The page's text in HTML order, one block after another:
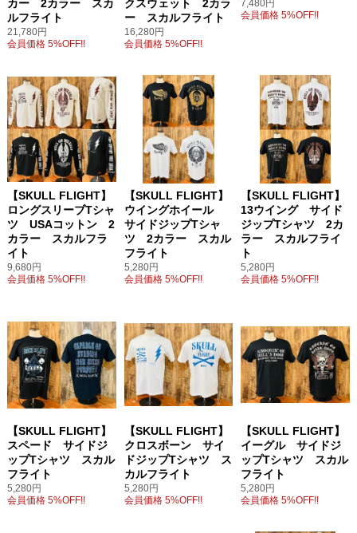
カー 2カラー スカ
ルフライト
21,780円
会員価格 5%OFF!!
クスウェット 2カラ
ー スカルフライト
16,280円
会員価格 5%OFF!!
7,480円
会員価格 5%OFF!!
【SKULL FLIGHT】
ロングスリーブTシャ
ツ USAコットン 2
カラー スカルフラ
イト
9,680円
会員価格 5%OFF!!
【SKULL FLIGHT】
ウイングホイール
サイドジップTシャ
ツ 2カラー スカル
フライト
5,280円
会員価格 5%OFF!!
【SKULL FLIGHT】
13ウイング サイド
ジップTシャツ 2カ
ラー スカルフライ
ト
5,280円
会員価格 5%OFF!!
【SKULL FLIGHT】
スペード サイドジ
ップTシャツ スカル
フライト
5,280円
会員価格 5%OFF!!
【SKULL FLIGHT】
クロスボーン サイ
ドジップTシャツ ス
カルフライト
5,280円
会員価格 5%OFF!!
【SKULL FLIGHT】
イーグル サイドジ
ップTシャツ スカル
フライト
5,280円
会員価格 5%OFF!!